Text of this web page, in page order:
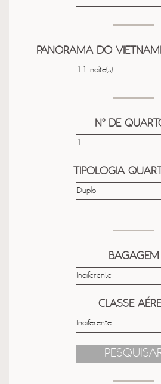
PANORAMA DO
Nº DE
TIPOLOGIA
BAGAGEM
CLASSE